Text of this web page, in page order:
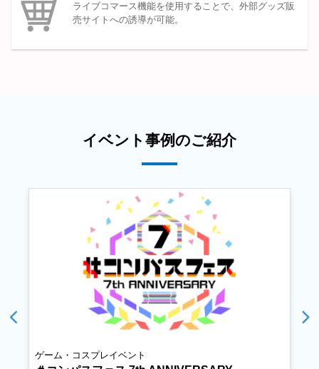
ライブコマース機能を使用することで、外部グッズ販
売サイトへの誘導が可能。
イベント事例のご紹介
ゲーム・コスプレイベント